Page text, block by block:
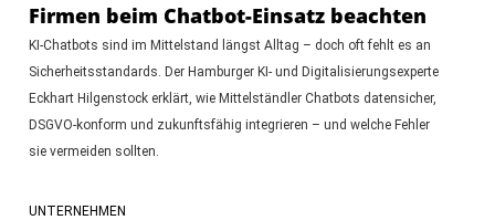
Firmen beim Chatbot-Einsatz beachten
KI-Chatbots sind im Mittelstand längst Alltag – doch oft fehlt es an
Sicherheitsstandards. Der Hamburger KI- und Digitalisierungsexperte
Eckhart Hilgenstock erklärt, wie Mittelständler Chatbots datensicher,
DSGVO-konform und zukunftsfähig integrieren – und welche Fehler
sie vermeiden sollten.
UNTERNEHMEN